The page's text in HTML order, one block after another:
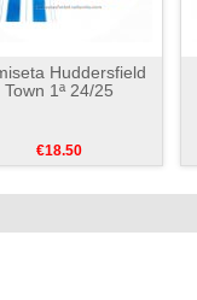
Huddersfield
Town 1ª 24/25
€18.50